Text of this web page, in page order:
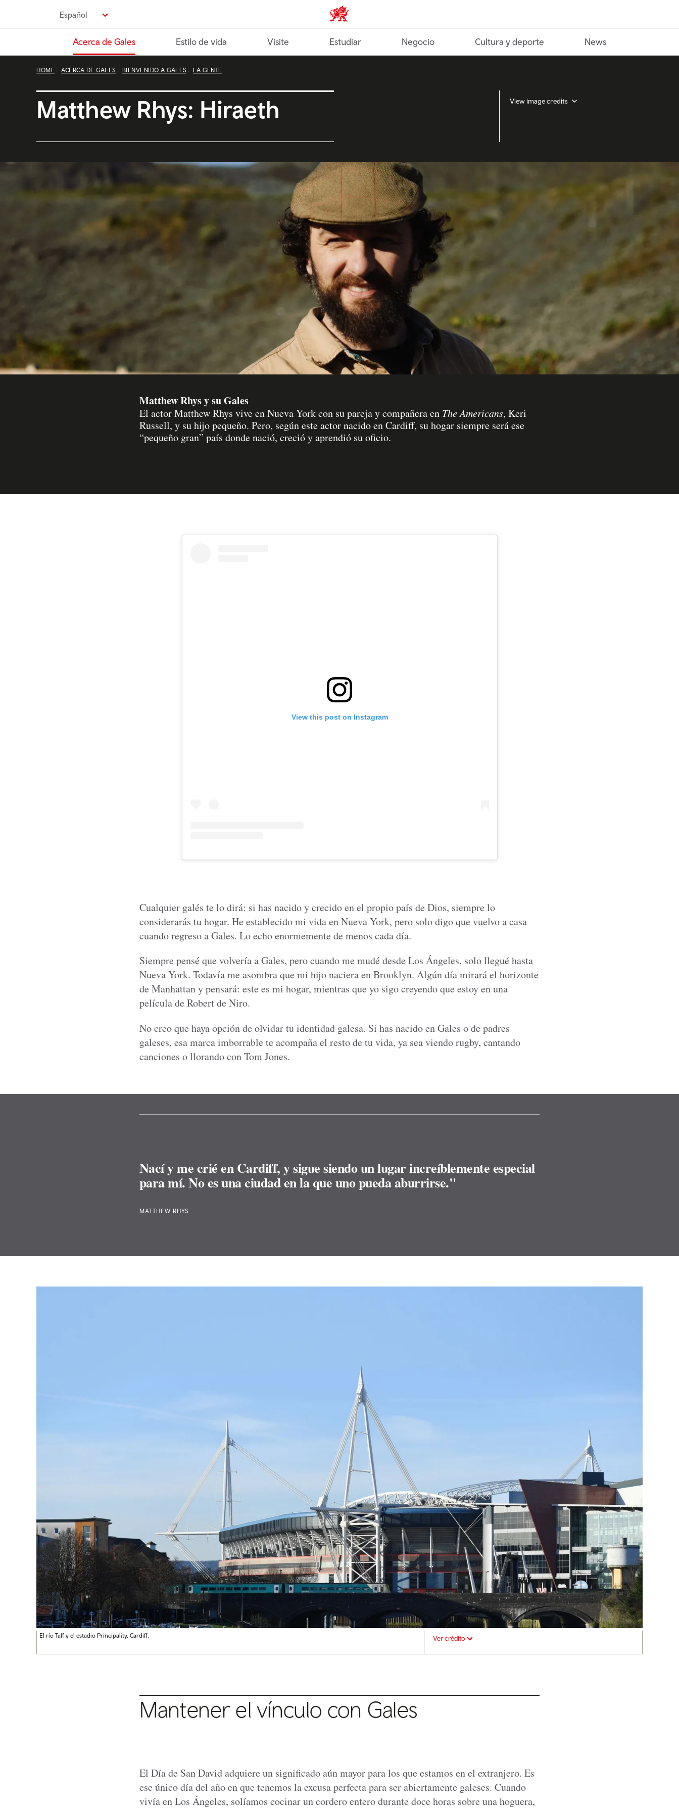
Español Wales home
Acerca de Gales Estilo de vida Visite Estudiar Negocio Cultura y deporte News
HOME ACERCA DE GALES BIENVENIDO A GALES LA GENTE
Matthew Rhys: Hiraeth View image credits
Matthew Rhys y su Gales
El actor Matthew Rhys vive en Nueva York con su pareja y compañera en The Americans, Keri
Russell, y su hijo pequeño. Pero, según este actor nacido en Cardiff, su hogar siempre será ese
“pequeño gran” país donde nació, creció y aprendió su oficio.
View this post on Instagram
Cualquier galés te lo dirá: si has nacido y crecido en el propio país de Dios, siempre lo
considerarás tu hogar. He establecido mi vida en Nueva York, pero solo digo que vuelvo a casa
cuando regreso a Gales. Lo echo enormemente de menos cada día.
Siempre pensé que volvería a Gales, pero cuando me mudé desde Los Ángeles, solo llegué hasta
Nueva York. Todavía me asombra que mi hijo naciera en Brooklyn. Algún día mirará el horizonte
de Manhattan y pensará: este es mi hogar, mientras que yo sigo creyendo que estoy en una
película de Robert de Niro.
No creo que haya opción de olvidar tu identidad galesa. Si has nacido en Gales o de padres
galeses, esa marca imborrable te acompaña el resto de tu vida, ya sea viendo rugby, cantando
canciones o llorando con Tom Jones.
Nací y me crié en Cardiff, y sigue siendo un lugar increíblemente especial
para mí. No es una ciudad en la que uno pueda aburrirse."
MATTHEW RHYS
El río Taff y el estadio Principality, Cardiff. Ver crédito
Mantener el vínculo con Gales
El Día de San David adquiere un significado aún mayor para los que estamos en el extranjero. Es
ese único día del año en que tenemos la excusa perfecta para ser abiertamente galeses. Cuando
vivía en Los Ángeles, solíamos cocinar un cordero entero durante doce horas sobre una hoguera,